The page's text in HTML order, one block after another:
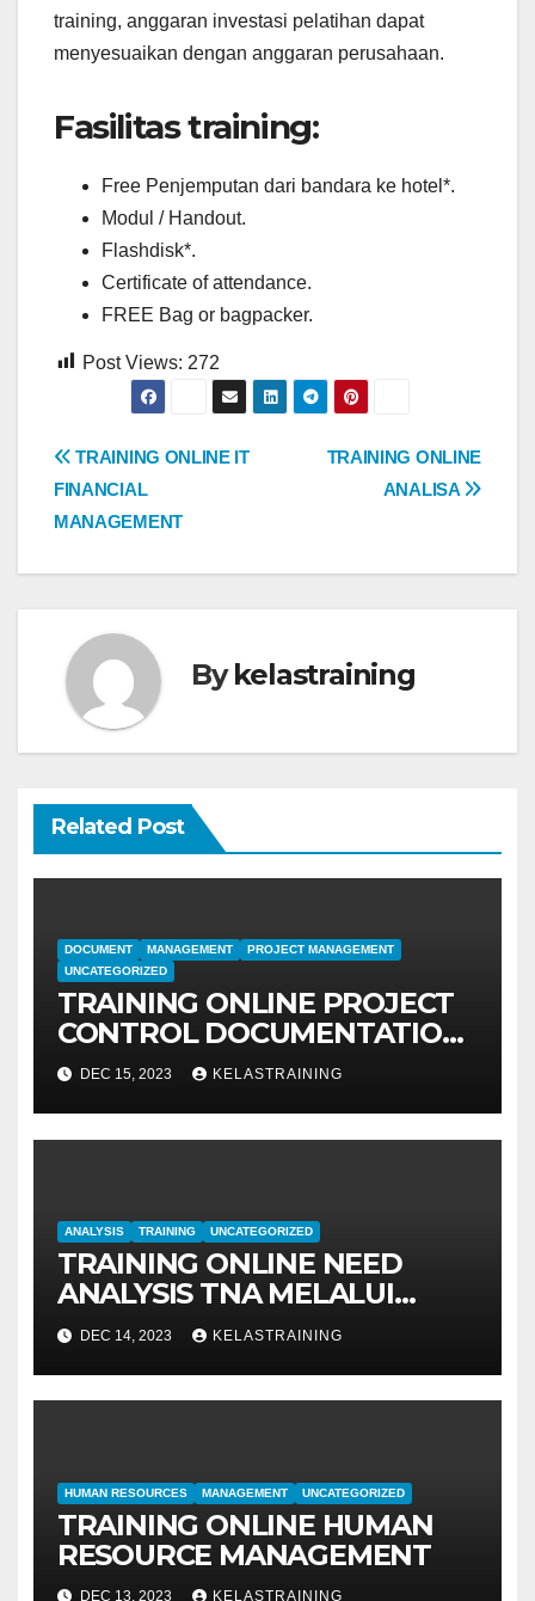
training, anggaran investasi pelatihan dapat
menyesuaikan dengan anggaran perusahaan.
Fasilitas training:
Free Penjemputan dari bandara ke hotel*.
Modul / Handout.
Flashdisk*.
Certificate of attendance.
FREE Bag or bagpacker.
Post Views: 272
Post
navigation
TRAINING ONLINE
ANALISA
TRAINING ONLINE IT
FINANCIAL
MANAGEMENT
Bykelastraining
Related Post
DOCUMENT MANAGEMENT
PROJECT MANAGEMENT
UNCATEGORIZED
TRAINING ONLINE PROJECT
CONTROL DOCUMENTATION
MANAGEMENT
DEC 15, 2023 KELASTRAINING
ANALYSIS TRAINING UNCATEGORIZED
TRAINING ONLINE NEED
ANALYSIS TNA MELALUI
METODE IDENTIFIKASI DAN
EVALUASI
DEC 14, 2023 KELASTRAINING
HUMAN RESOURCES MANAGEMENT UNCATEGORIZED
TRAINING ONLINE HUMAN
RESOURCE MANAGEMENT
DEC 13, 2023 KELASTRAINING